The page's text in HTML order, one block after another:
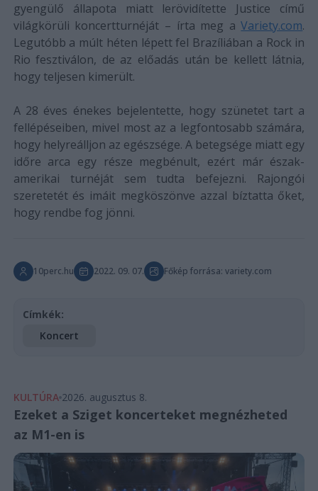
gyengülő állapota miatt lerövidítette Justice című
világkörüli koncertturnéját – írta meg aVariety.com.
Legutóbb a múlt héten lépett fel Brazíliában a Rock in
Rio fesztiválon, de az előadás után be kellett látnia,
hogy teljesen kimerült.
A 28 éves énekes bejelentette, hogy szünetet tart a
fellépéseiben, mivel most az a legfontosabb számára,
hogy helyreálljon az egészsége. A betegsége miatt egy
időre arca egy része megbénult, ezért már észak-
amerikai turnéját sem tudta befejezni. Rajongói
szeretetét és imáit megköszönve azzal bíztatta őket,
hogy rendbe fog jönni.
10perc.hu 2022. 09. 07. Főkép forrása: variety.com
Címkék:
Koncert
KULTÚRA 2026. augusztus 8.
Ezeket a Sziget koncerteket megnézheted
az M1-en is